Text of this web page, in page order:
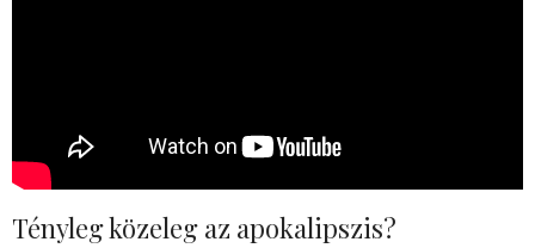
Tényleg közeleg az apokalipszis?